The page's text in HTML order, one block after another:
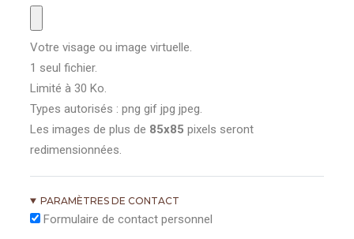
Votre visage ou image virtuelle.
1 seul fichier.
Limité à 30 Ko.
Types autorisés : png gif jpg jpeg.
Les images de plus de 85x85 pixels seront
redimensionnées.
PARAMÈTRES DE CONTACT
Formulaire de contact personnel